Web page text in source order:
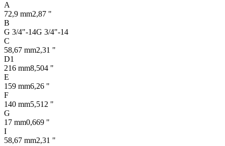
A
72,9 mm2,87 "
B
G 3/4"-14G 3/4"-14
C
58,67 mm2,31 "
D1
216 mm8,504 "
E
159 mm6,26 "
F
140 mm5,512 "
G
17 mm0,669 "
I
58,67 mm2,31 "